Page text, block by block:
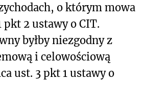
o którym mowa
pkt 2 ustawy o CIT.
byłby niezgodny z
i celowościową
ust. 3 pkt 1 ustawy o